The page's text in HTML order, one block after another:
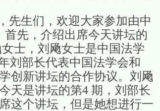
生们，欢迎大家参加由中
先，介绍出席今天讲坛的
士，刘飏女士是中国法学
刘部长代表中国法学会和
创新讲坛的合作协议。刘飏
天是讲坛的第4 期，刘部长
这个讲坛，但是她想进行一